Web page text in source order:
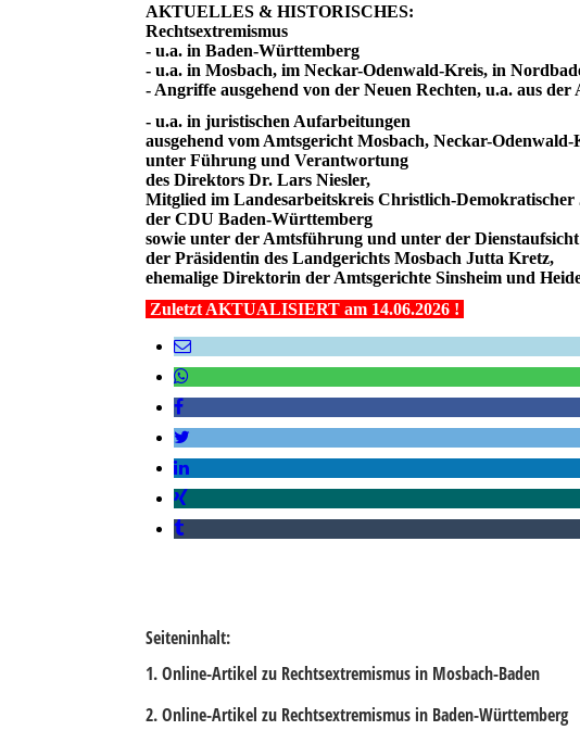
AKTUELLES & HISTORISCHES:
Rechtsextremismus
- u.a. in Baden-Württemberg
- u.a. in Mosbach, im Neckar-Odenwald-Kreis, in
- Angriffe ausgehend von der Neuen Rechten, u.a. aus
- u.a. in juristischen Aufarbeitungen
ausgehend vom Amtsgericht Mosbach, Neckar-Odenwald-
unter Führung und Verantwortung
des Direktors Dr. Lars Niesler,
Mitglied im Landesarbeitskreis Christlich-
der CDU Baden-Württemberg
sowie unter der Amtsführung und unter der Dienstaufsicht
der Präsidentin des Landgerichts Mosbach Jutta Kretz,
ehemalige Direktorin der Amtsgerichte Sinsheim und
Zuletzt AKTUALISIERT am 14.06.2026 !
Seiteninhalt:
1. Online-Artikel zu Rechtsextremismus in Mosbach-Baden
2. Online-Artikel zu Rechtsextremismus in Baden-Württemberg